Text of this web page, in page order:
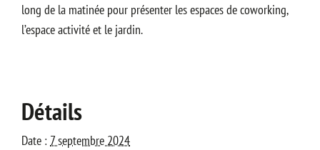
long de la matinée pour présenter les espaces de coworking,
l’espace activité et le jardin.
Détails
Date : 7 septembre 2024